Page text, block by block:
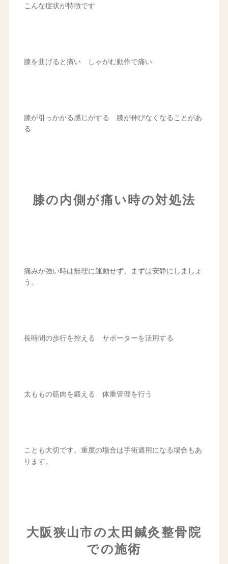
こんな症状が特徴です
膝を曲げると痛い しゃがむ動作で痛い
膝が引っかかる感じがする 膝が伸びなくなることがあ
る
膝の内側が痛い時の対処法
痛みが強い時は無理に運動せず、まずは安静にしましょ
う。
長時間の歩行を控える サポーターを活用する
太ももの筋肉を鍛える 体重管理を行う
ことも大切です。重度の場合は手術適用になる場合もあ
ります。
大阪狭山市の太田鍼灸整骨院
での施術